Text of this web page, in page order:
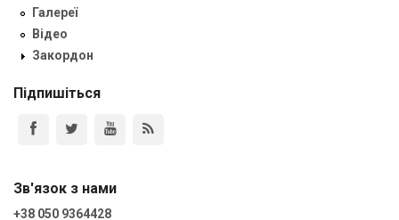
Галереї
Відео
Закордон
Підпишіться
Зв'язок з нами
+38 050 9364428